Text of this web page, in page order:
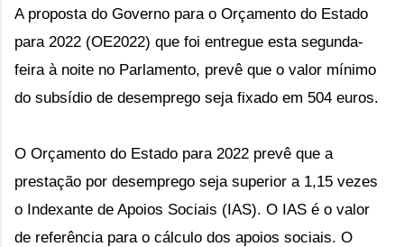
A proposta do Governo para o Orçamento do Estado
para 2022 (OE2022) que foi entregue esta segunda-
feira à noite no Parlamento, prevê que o valor mínimo
do subsídio de desemprego seja fixado em 504 euros.
O Orçamento do Estado para 2022 prevê que a
prestação por desemprego seja superior a 1,15 vezes
o Indexante de Apoios Sociais (IAS). O IAS é o valor
de referência para o cálculo dos apoios sociais. O